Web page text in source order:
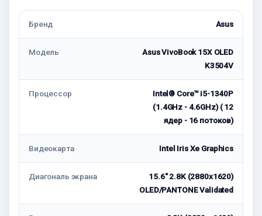
Бренд Asus
Модель
Asus VivoBook 15X OLED
K3504V
Процессор
Intel® Core™ i5-1340P
(1.4GHz - 4.6GHz) ( 12
ядер - 16 потоков)
Видеокарта Intel Iris Xe Graphics
Диагональ экрана
15.6" 2.8K (2880x1620)
OLED/PANTONE Validated